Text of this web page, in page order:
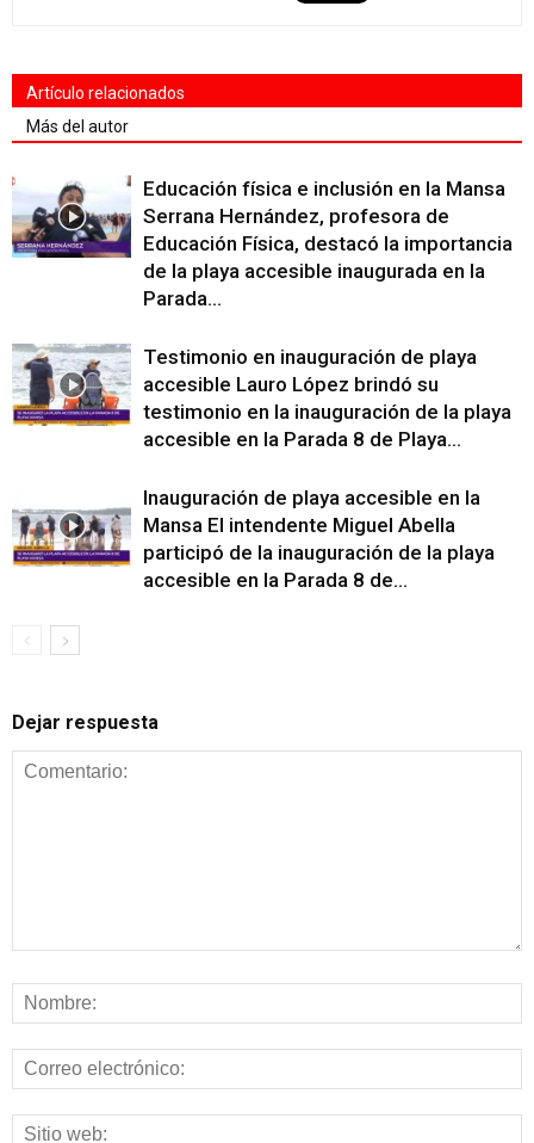
Artículo relacionados
Más del autor
Educación física e inclusión en la Mansa
Serrana Hernández, profesora de
Educación Física, destacó la importancia
de la playa accesible inaugurada en la
Parada...
Testimonio en inauguración de playa
accesible Lauro López brindó su
testimonio en la inauguración de la playa
accesible en la Parada 8 de Playa...
Inauguración de playa accesible en la
Mansa El intendente Miguel Abella
participó de la inauguración de la playa
accesible en la Parada 8 de...
Dejar respuesta